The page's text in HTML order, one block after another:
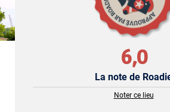
6,0
La note de
Noter ce lieu